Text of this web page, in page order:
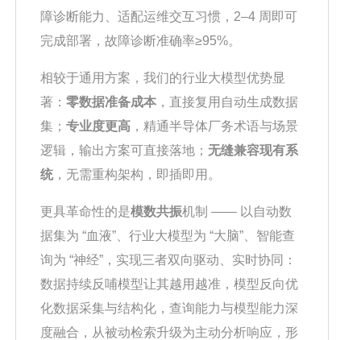
障诊断能力、适配运维交互习惯，2–4 周即可
完成部署，故障诊断准确率≥95%。
相较于通用方案，我们的行业大模型优势显
著： 零数据准备成本 ，直接复用自动生成数据
集； 专业度更高 ，精通半导体厂务术语与场景
逻辑，输出方案可直接落地； 无缝兼容现有系
统，无需重构架构，即插即用。
更具革命性的是模数共振机制 —— 以自动数
据集为 “血液”、行业大模型为 “大脑”、智能查
询为 “神经”，实现三者双向驱动、实时协同：
数据持续反哺模型让其越用越准，模型反向优
化数据采集与结构化，查询能力与模型能力深
度融合，从被动检索升级为主动分析响应，形